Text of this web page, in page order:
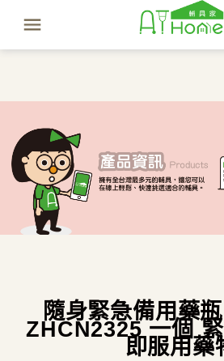
隨身緊急備用藥
ZHCN2325 一個
即服用藥